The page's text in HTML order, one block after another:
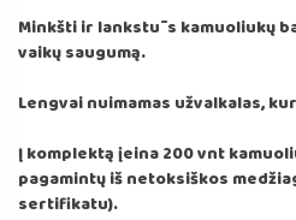
Minkšti ir lankstūs kamuoliukų
vaikų saugumą.
Lengvai nuimamas užvalkalas,
Į komplektą įeina 200 vnt
pagamintų iš netoksiškos
sertifikatu).